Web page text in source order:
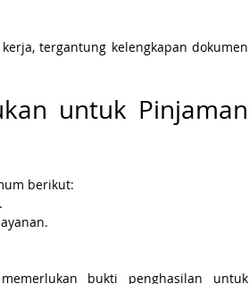
tergantung kelengkapan dokumen
untuk Pinjaman
berikut:
bukti penghasilan untuk